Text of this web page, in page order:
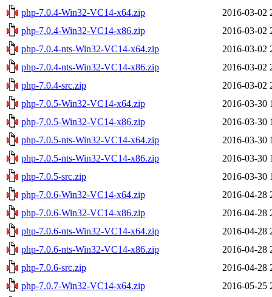
php-7.0.4-Win32-VC14-x64.zip
2016-03-02
php-7.0.4-Win32-VC14-x86.zip
2016-03-02
php-7.0.4-nts-Win32-VC14-x64.zip
2016-03-02
php-7.0.4-nts-Win32-VC14-x86.zip
2016-03-02
php-7.0.4-src.zip
2016-03-02
php-7.0.5-Win32-VC14-x64.zip
2016-03-30
php-7.0.5-Win32-VC14-x86.zip
2016-03-30
php-7.0.5-nts-Win32-VC14-x64.zip
2016-03-30
php-7.0.5-nts-Win32-VC14-x86.zip
2016-03-30
php-7.0.5-src.zip
2016-03-30
php-7.0.6-Win32-VC14-x64.zip
2016-04-28
php-7.0.6-Win32-VC14-x86.zip
2016-04-28
php-7.0.6-nts-Win32-VC14-x64.zip
2016-04-28
php-7.0.6-nts-Win32-VC14-x86.zip
2016-04-28
php-7.0.6-src.zip
2016-04-28
php-7.0.7-Win32-VC14-x64.zip
2016-05-25